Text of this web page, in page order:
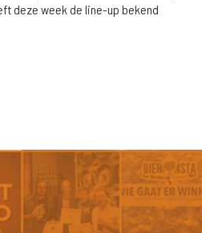
deze week de line-up bekend